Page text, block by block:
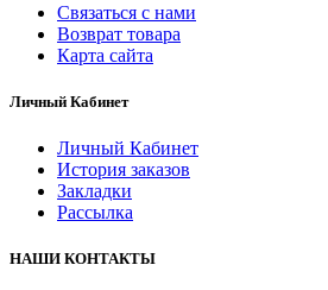
Связаться с нами
Возврат товара
Карта сайта
Личный Кабинет
Личный Кабинет
История заказов
Закладки
Рассылка
НАШИ КОНТАКТЫ